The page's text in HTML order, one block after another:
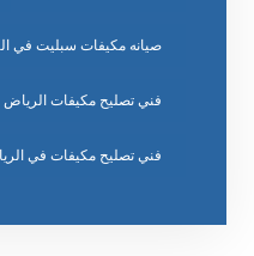
صيانه مكيفات سبليت في
فني تصليح مكيفات الرياض
فني تصليح مكيفات في